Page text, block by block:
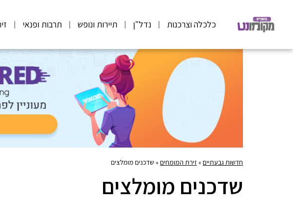
כלכלה וצרכנות נדל"ן תיירות ונופש תרבות ופנאי
חדשות גבעתיים» זירת המומחים» שדכנים מומלצים
שדכנים מומלצים